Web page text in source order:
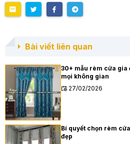
Bài viết liên quan
30+ mẫu rèm cửa gia
mọi không gian
27/02/2026
Bí quyết chọn rèm
đẹp